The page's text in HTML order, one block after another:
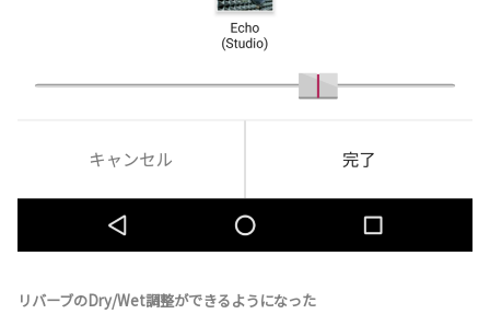
リバーブのDry/Wet調整ができるようになった